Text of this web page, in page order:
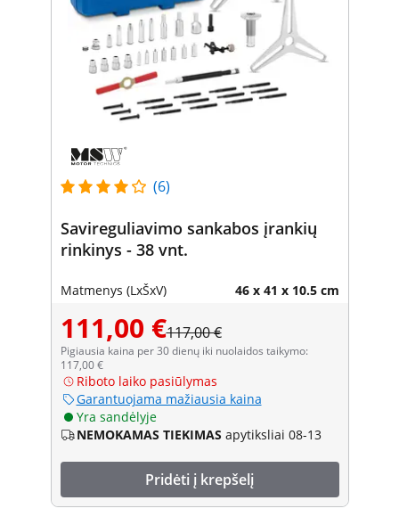
(6)
Savireguliavimo sankabos įrankių
rinkinys - 38 vnt.
Matmenys (LxŠxV) 46 x 41 x 10.5 cm
111,00 €117,00 €
Pigiausia kaina per 30 dienų iki nuolaidos taikymo:
117,00 €
Riboto laiko pasiūlymas
Garantuojama mažiausia kaina
Yra sandėlyje
NEMOKAMAS TIEKIMAS apytiksliai 08-13
Pridėti į krepšelį